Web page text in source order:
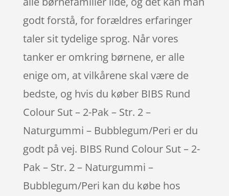
godt forstå, for forældres erfaringer
taler sit tydelige sprog. Når vores
tanker er omkring børnene, er alle
enige om, at vilkårene skal være de
bedste, og hvis du køber BIBS Rund
Colour Sut – 2-Pak – Str. 2 –
Naturgummi – Bubblegum/Peri er du
godt på vej. BIBS Rund Colour Sut – 2-
Pak – Str. 2 – Naturgummi –
Bubblegum/Peri kan du købe hos